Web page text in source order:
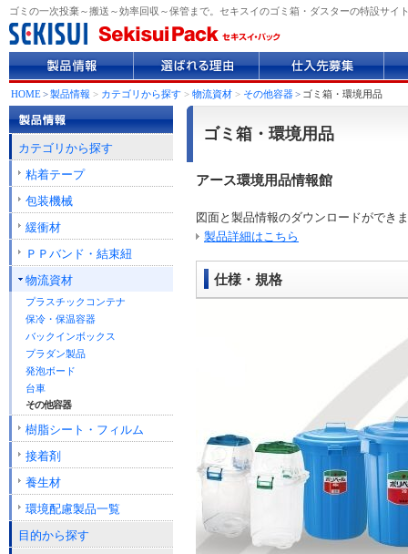
ゴミの一次投棄～搬送～効率回収～保管まで。セキスイのゴミ箱・ダスターの特設サイ
品
情
報
ば
れ
理
入
先
集
業
HOME>製品情報 > カテゴリから探す > 物流資材 > その他容器> ゴミ箱・環境用品
ゴミ箱・環境用品
アース環境用品情報館
図面と製品情報のダウンロードができ
製品詳細はこちら
仕様・規格
カテゴリから探す
粘着テープ
包装機械
緩衝材
ＰＰバンド・結束紐
物流資材
プラスチックコンテナ
保冷・保温容器
バックインボックス
プラダン製品
発泡ボード
台車
その他容器
樹脂シート・フィルム
接着剤
養生材
環境配慮製品一覧
目的から探す